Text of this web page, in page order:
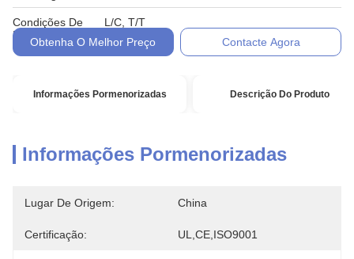
Condições De
Pagamento:
L/C, T/T
Obtenha O Melhor Preço
Contacte Agora
Informações Pormenorizadas Descrição Do Produto
Informações Pormenorizadas
Lugar De Origem: China
Certificação: UL,CE,ISO9001